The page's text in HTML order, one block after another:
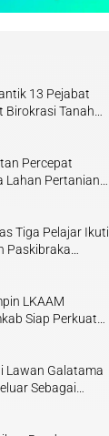
13 Pejabat
Birokrasi Tanah
Percepat
Lahan Pertanian
Tiga Pelajar Ikuti
Paskibraka
LKAAM
Siap Perkuat
Lawan Galatama
Sebagai
Payakumbuh